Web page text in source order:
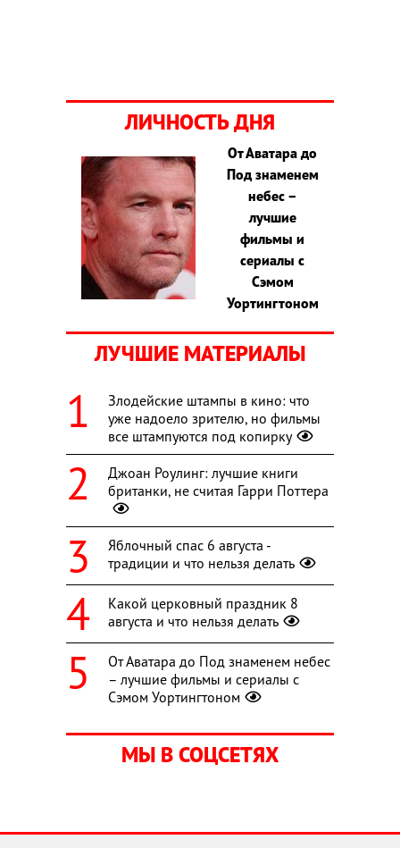
ЛИЧНОСТЬ ДНЯ
От Аватара до
Под знаменем
небес –
лучшие
фильмы и
сериалы с
Сэмом
Уортингтоном
ЛУЧШИЕ МАТЕРИАЛЫ
Злодейские штампы в кино: что
уже надоело зрителю, но фильмы
все штампуются под копирку
Джоан Роулинг: лучшие книги
британки, не считая Гарри Поттера
Яблочный спас 6 августа -
традиции и что нельзя делать
Какой церковный праздник 8
августа и что нельзя делать
От Аватара до Под знаменем небес
– лучшие фильмы и сериалы с
Сэмом Уортингтоном
МЫ В СОЦСЕТЯХ